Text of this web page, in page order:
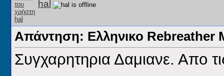
hal
Απάντηση: Ελληνικο Rebreather
Συγχαρητηρια Δαμιανε. Απο